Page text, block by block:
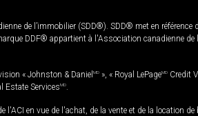
de l’immobilier (SDD®). SDD® met en
DDF® appartient à l'Association canadienne de
« Johnston & Daniel MD », « Royal LePageMD Credit
Estate ServicesMD
en vue de l'achat, de la vente et de la location